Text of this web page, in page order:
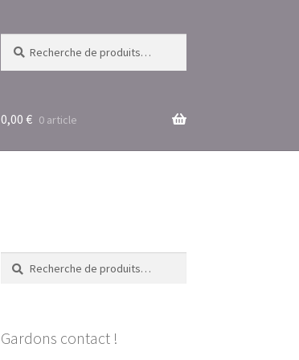
pour :
0,00 € 0 article
Recherche
pour :
Recherche
Gardons contact !